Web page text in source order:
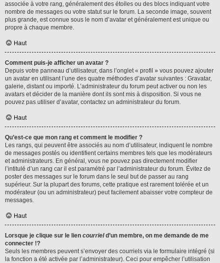
associée à votre rang, généralement des étoiles ou des blocs indiquant votre
nombre de messages ou votre statut sur le forum. La seconde image, souvent
plus grande, est connue sous le nom d’avatar et généralement est unique ou
propre à chaque membre.
Haut
Comment puis-je afficher un avatar ?
Depuis votre panneau d’utilisateur, dans l’onglet « profil » vous pouvez ajouter
un avatar en utilisant l’une des quatre méthodes d’avatar suivantes : Gravatar,
galerie, distant ou importé. L’administrateur du forum peut activer ou non les
avatars et décider de la manière dont ils sont mis à disposition. Si vous ne
pouvez pas utiliser d’avatar, contactez un administrateur du forum.
Haut
Qu’est-ce que mon rang et comment le modifier ?
Les rangs, qui peuvent être associés au nom d’utilisateur, indiquent le nombre
de messages postés ou identifient certains membres tels que les modérateurs
et administrateurs. En général, vous ne pouvez pas directement modifier
l’intitulé d’un rang car il est paramétré par l’administrateur du forum. Évitez de
poster des messages sur le forum dans le seul but de passer au rang
supérieur. Sur la plupart des forums, cette pratique est rarement tolérée et un
modérateur (ou un administrateur) peut facilement abaisser votre compteur de
messages.
Haut
Lorsque je clique sur le lien courrield’un membre, on me demande de me
connecter !?
Seuls les membres peuvent s’envoyer des courriels via le formulaire intégré (si
la fonction a été activée par l’administrateur). Ceci pour empêcher l’utilisation